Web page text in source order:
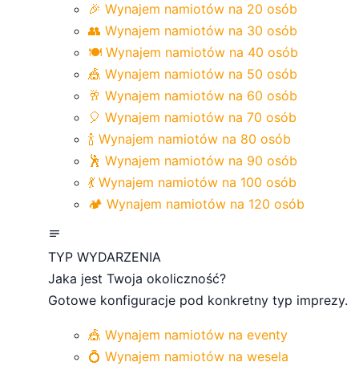
🎉 Wynajem namiotów na 20 osób
👥 Wynajem namiotów na 30 osób
🍽️ Wynajem namiotów na 40 osób
🎪 Wynajem namiotów na 50 osób
🥂 Wynajem namiotów na 60 osób
🎈 Wynajem namiotów na 70 osób
🍾 Wynajem namiotów na 80 osób
🕺 Wynajem namiotów na 90 osób
💃 Wynajem namiotów na 100 osób
🏕️ Wynajem namiotów na 120 osób
TYP WYDARZENIA
Jaka jest Twoja okoliczność?
Gotowe konfiguracje pod konkretny typ imprezy.
🎪 Wynajem namiotów na eventy
💍 Wynajem namiotów na wesela